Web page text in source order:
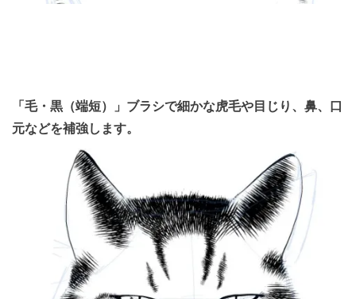
「毛・黒（端短）」ブラシで細かな虎毛や目じり、鼻、口
元などを補強します。